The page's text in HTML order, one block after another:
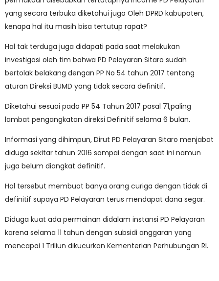
yang secara terbuka diketahui juga Oleh DPRD kabupaten,
kenapa hal itu masih bisa tertutup rapat?
Hal tak terduga juga didapati pada saat melakukan
investigasi oleh tim bahwa PD Pelayaran Sitaro sudah
bertolak belakang dengan PP No 54 tahun 2017 tentang
aturan Direksi BUMD yang tidak secara definitif.
Diketahui sesuai pada PP 54 Tahun 2017 pasal 71,paling
lambat pengangkatan direksi Definitif selama 6 bulan.
Informasi yang dihimpun, Dirut PD Pelayaran Sitaro menjabat
diduga sekitar tahun 2016 sampai dengan saat ini namun
juga belum diangkat definitif.
Hal tersebut membuat banya orang curiga dengan tidak di
definitif supaya PD Pelayaran terus mendapat dana segar.
Diduga kuat ada permainan didalam instansi PD Pelayaran
karena selama 11 tahun dengan subsidi anggaran yang
mencapai 1 Triliun dikucurkan Kementerian Perhubungan RI.